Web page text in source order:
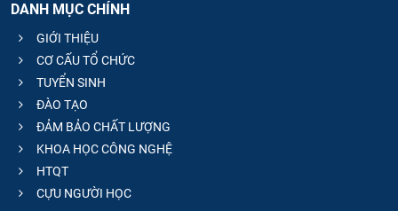
DANH MỤC CHÍNH
GIỚI THIỆU
CƠ CẤU TỔ CHỨC
TUYỂN SINH
ĐÀO TẠO
ĐẢM BẢO CHẤT LƯỢNG
KHOA HỌC CÔNG NGHỆ
HTQT
CỰU NGƯỜI HỌC